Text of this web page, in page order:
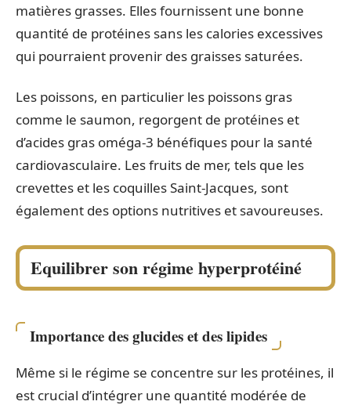
matières grasses. Elles fournissent une bonne
quantité de protéines sans les calories excessives
qui pourraient provenir des graisses saturées.
Les poissons, en particulier les poissons gras
comme le saumon, regorgent de protéines et
d’acides gras oméga-3 bénéfiques pour la santé
cardiovasculaire. Les fruits de mer, tels que les
crevettes et les coquilles Saint-Jacques, sont
également des options nutritives et savoureuses.
Equilibrer son régime hyperprotéiné
Importance des glucides et des lipides
Même si le régime se concentre sur les protéines, il
est crucial d’intégrer une quantité modérée de